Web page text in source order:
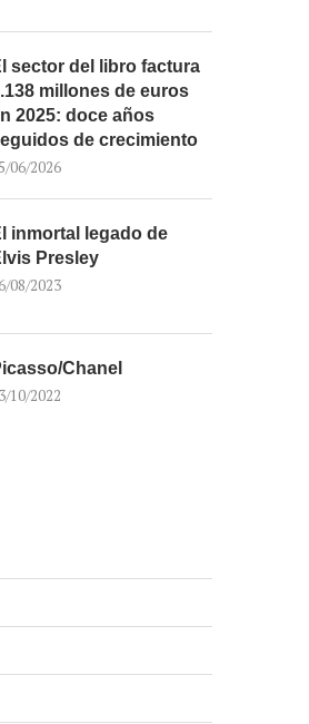
sector del libro factura
millones de euros
2025: doce años
de crecimiento
06/2026
inmortal legado de
Presley
08/2023
Chanel
10/2022